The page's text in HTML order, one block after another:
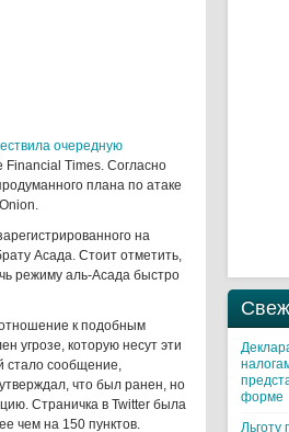
очередную
Financial Times. Согласно
плана по атаке
на
Асада. Стоит отметить,
режиму аль-Асада быстро
к подобным
угрозе, которую несут эти
стало сообщение,
что был ранен, но
Страничка в Twitter была
чем на 150 пунктов.
форме